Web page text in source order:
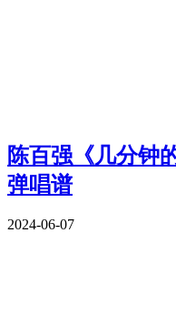
陈百强《几分钟
弹唱谱
2024-06-07